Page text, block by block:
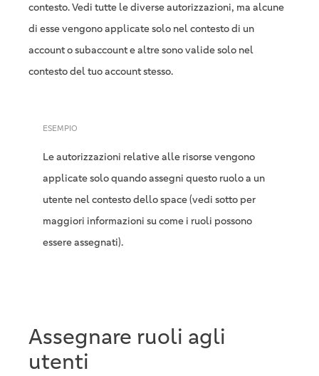
contesto. Vedi tutte le diverse autorizzazioni, ma alcune
di esse vengono applicate solo nel contesto di un
account o subaccount e altre sono valide solo nel
contesto del tuo account stesso.
ESEMPIO
Le autorizzazioni relative alle risorse vengono
applicate solo quando assegni questo ruolo a un
utente nel contesto dello space (vedi sotto per
maggiori informazioni su come i ruoli possono
essere assegnati).
Assegnare ruoli agli
utenti